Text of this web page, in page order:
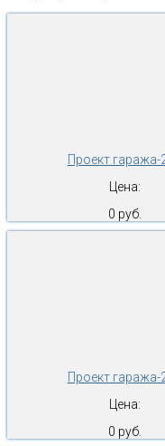
Проект гаража-
Цена:
0 руб.
Проект гаража-
Цена:
0 руб.